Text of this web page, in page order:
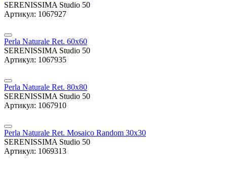
SERENISSIMA Studio 50
Артикул: 1067927
Perla Naturale Ret. 60x60
SERENISSIMA Studio 50
Артикул: 1067935
Perla Naturale Ret. 80x80
SERENISSIMA Studio 50
Артикул: 1067910
Perla Naturale Ret. Mosaico Random 30x30
SERENISSIMA Studio 50
Артикул: 1069313